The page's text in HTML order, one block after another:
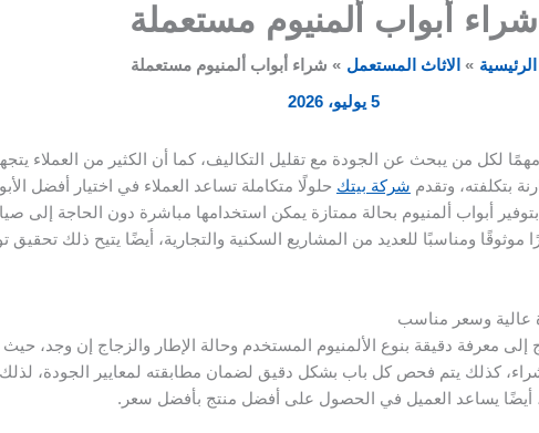
شراء أبواب ألمنيوم مستعملة
الرئيسية الاثاث المستعمل
شراء أبواب ألمنيوم مستعملة
5 يوليو، 2026
لكل من يبحث عن الجودة مع تقليل التكاليف، كما أن الكثير من العملاء
بتكلفته، وتقدم شركة بيتك حلولًا متكاملة تساعد العملاء في اختيار أفضل
أبواب ألمنيوم بحالة ممتازة يمكن استخدامها مباشرة دون الحاجة إلى
ومناسبًا للعديد من المشاريع السكنية والتجارية، أيضًا يتيح ذلك تحقيق
عالية وسعر مناسب
إلى معرفة دقيقة بنوع الألمنيوم المستخدم وحالة الإطار والزجاج إن وجد،
كذلك يتم فحص كل باب بشكل دقيق لضمان مطابقته لمعايير الجودة،
أيضًا يساعد العميل في الحصول على أفضل منتج بأفضل سعر.